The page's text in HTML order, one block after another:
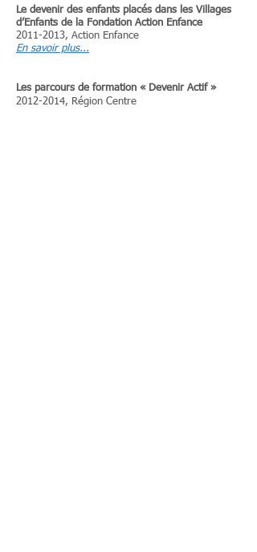
​Le devenir des enfants placés dans les Villages
d’Enfants de la Fondation Action Enfance
2011-2013, Action Enfance
En savoir plus...
Les parcours de formation « Devenir Actif »
2012-2014, Région Centre